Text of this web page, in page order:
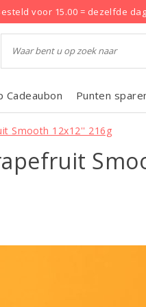
voor 15.00 = dezelfde
Cadeaubon Punten
Smooth 12x12'' 216g